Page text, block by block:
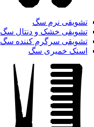
تشویقی نرم سگ
تشویقی خشک و دنتال سگ
تشویقی سرگرم کننده سگ
اسنک خمیری سگ